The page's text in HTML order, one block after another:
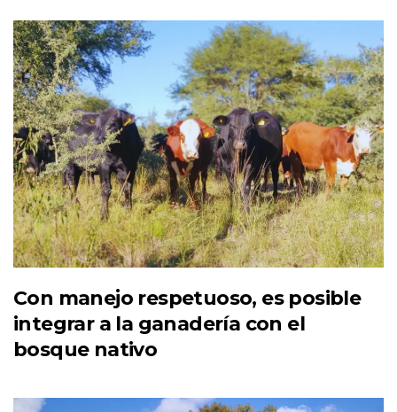
Con manejo respetuoso, es posible
integrar a la ganadería con el
bosque nativo